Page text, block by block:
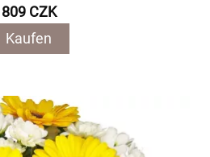
809 CZK
Kaufen